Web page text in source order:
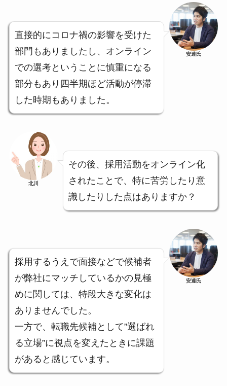
直接的にコロナ禍の影響を受けた
部門もありましたし、オンライン
での選考ということに慎重になる
部分もあり四半期ほど活動が停滞
した時期もありました。
安達氏
北川
その後、採用活動をオンライン化
されたことで、特に苦労したり意
識したりした点はありますか？
採用するうえで面接などで候補者
が弊社にマッチしているかの見極
めに関しては、特段大きな変化は
ありませんでした。
一方で、転職先候補として”選ばれ
る立場”に視点を変えたときに課題
があると感じています。
安達氏